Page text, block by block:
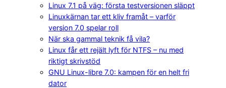
Linux 7.1 på väg: första testversionen släppt
Linuxkärnan tar ett kliv framåt – varför
version 7.0 spelar roll
När ska gammal teknik få vila?
Linux får ett rejält lyft för NTFS – nu med
riktigt skrivstöd
GNU Linux-libre 7.0: kampen för en helt fri
dator